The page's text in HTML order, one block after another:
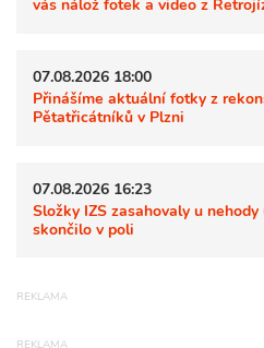
vás nálož fotek a video z
07.08.2026 18:00
Přinášíme aktuální fotky z
Pětatřicátníků v Plzni
07.08.2026 16:23
Složky IZS zasahovaly u
skončilo v poli